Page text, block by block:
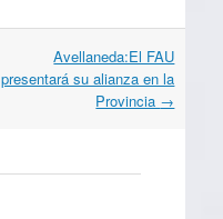
Avellaneda:El FAU
presentará su alianza en la
Provincia →